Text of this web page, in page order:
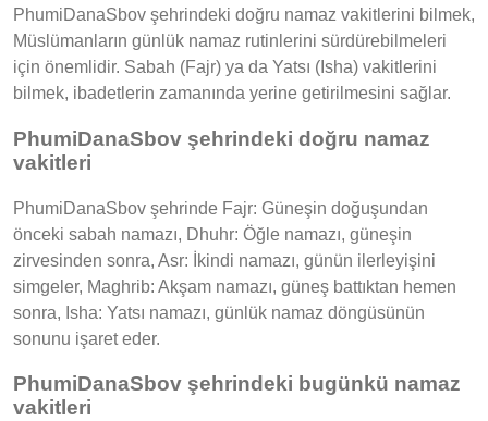
PhumiDanaSbov şehrindeki doğru namaz vakitlerini bilmek,
Müslümanların günlük namaz rutinlerini sürdürebilmeleri
için önemlidir. Sabah (Fajr) ya da Yatsı (Isha) vakitlerini
bilmek, ibadetlerin zamanında yerine getirilmesini sağlar.
PhumiDanaSbov şehrindeki doğru namaz
vakitleri
PhumiDanaSbov şehrinde Fajr: Güneşin doğuşundan
önceki sabah namazı, Dhuhr: Öğle namazı, güneşin
zirvesinden sonra, Asr: İkindi namazı, günün ilerleyişini
simgeler, Maghrib: Akşam namazı, güneş battıktan hemen
sonra, Isha: Yatsı namazı, günlük namaz döngüsünün
sonunu işaret eder.
PhumiDanaSbov şehrindeki bugünkü namaz
vakitleri